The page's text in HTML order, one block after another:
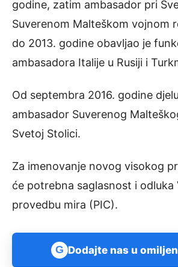
godine, zatim ambasador pri
Suverenom Malteškom vojnom
do 2013. godine obavljao je
ambasadora Italije u Rusiji i
Od septembra 2016. godine
ambasador Suverenog
Svetoj Stolici.
Za imenovanje novog visokog
će potrebna saglasnost i odluka
provedbu mira (PIC).
G Dodajte nas u